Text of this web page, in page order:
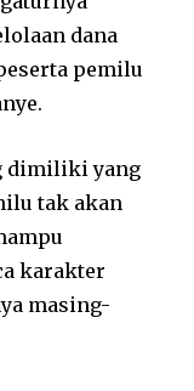
dana
pemilu
dimiliki yang
tak akan
karakter
masing-